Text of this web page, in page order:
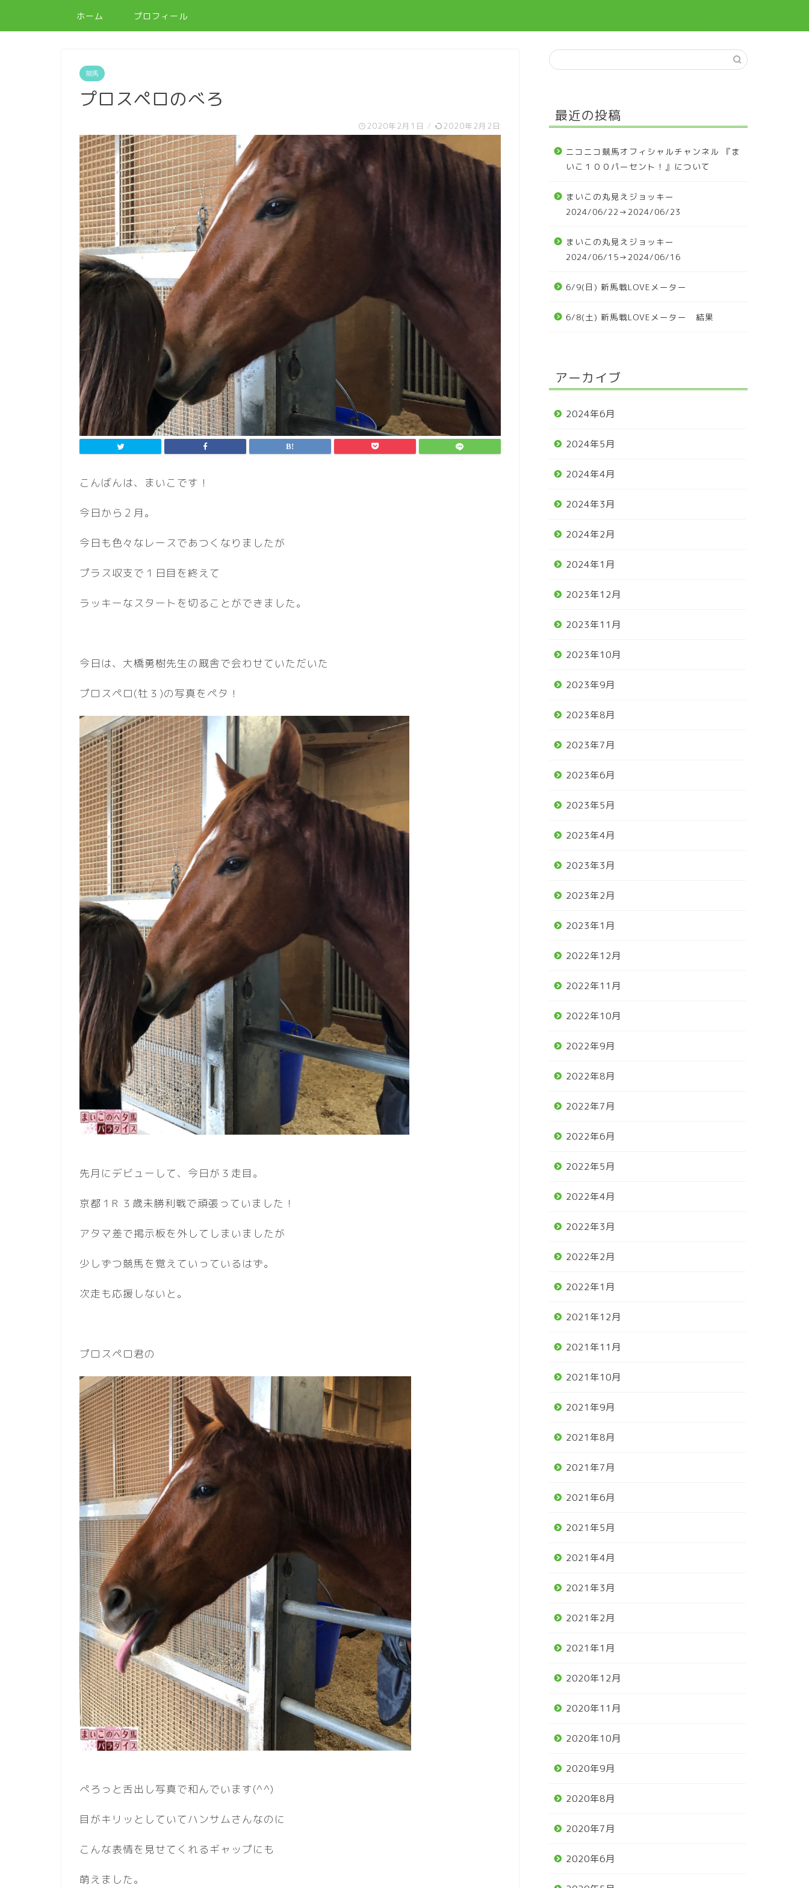
ホーム プロフィール
競馬
プロスペロのべろ
2020年2月1日 / 2020年2月2日
こんばんは、まいこです！
今日から２月。
今日も色々なレースであつくなりましたが
プラス収支で１日目を終えて
ラッキーなスタートを切ることができました。
今日は、大橋勇樹先生の厩舎で会わせていただいた
プロスペロ(牡３)の写真をペタ！
先月にデビューして、今日が３走目。
京都１R ３歳未勝利戦で頑張っていました！
アタマ差で掲示板を外してしまいましたが
少しずつ競馬を覚えていっているはず。
次走も応援しないと。
プロスペロ君の
ぺろっと舌出し写真で和んでいます(^^)
目がキリッとしていてハンサムさんなのに
こんな表情を見せてくれるギャップにも
萌えました。
最近の投稿
ニコニコ競馬オフィシャルチャンネル 『ま
いこ１００パーセント！』について
まいこの丸見えジョッキー
2024/06/22→2024/06/23
まいこの丸見えジョッキー
2024/06/15→2024/06/16
6/9(日) 新馬戦LOVEメーター
6/8(土) 新馬戦LOVEメーター 結果
アーカイブ
2024年6月
2024年5月
2024年4月
2024年3月
2024年2月
2024年1月
2023年12月
2023年11月
2023年10月
2023年9月
2023年8月
2023年7月
2023年6月
2023年5月
2023年4月
2023年3月
2023年2月
2023年1月
2022年12月
2022年11月
2022年10月
2022年9月
2022年8月
2022年7月
2022年6月
2022年5月
2022年4月
2022年3月
2022年2月
2022年1月
2021年12月
2021年11月
2021年10月
2021年9月
2021年8月
2021年7月
2021年6月
2021年5月
2021年4月
2021年3月
2021年2月
2021年1月
2020年12月
2020年11月
2020年10月
2020年9月
2020年8月
2020年7月
2020年6月